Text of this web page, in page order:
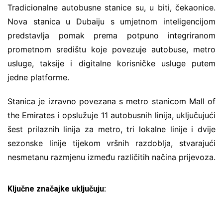
Tradicionalne autobusne stanice su, u biti, čekaonice.
Nova stanica u Dubaiju s umjetnom inteligencijom
predstavlja pomak prema potpuno integriranom
prometnom središtu koje povezuje autobuse, metro
usluge, taksije i digitalne korisničke usluge putem
jedne platforme.
Stanica je izravno povezana s metro stanicom Mall of
the Emirates i opslužuje 11 autobusnih linija, uključujući
šest prilaznih linija za metro, tri lokalne linije i dvije
sezonske linije tijekom vršnih razdoblja, stvarajući
nesmetanu razmjenu između različitih načina prijevoza.
Ključne značajke uključuju: